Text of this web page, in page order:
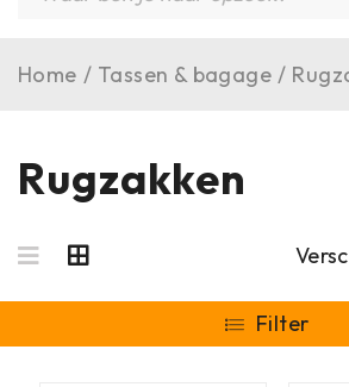
Home / Tassen & bagage /
Rugzakken
Filter